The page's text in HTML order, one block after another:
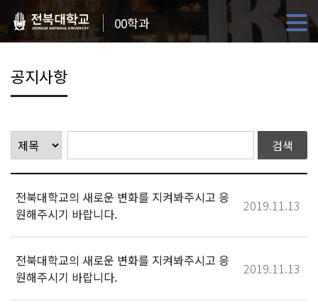
00학과
공지사항
전북대학교의 새로운 변화를 지켜봐주시고 응
원해주시기 바랍니다.
2019.11.13
전북대학교의 새로운 변화를 지켜봐주시고 응
원해주시기 바랍니다.
2019.11.13